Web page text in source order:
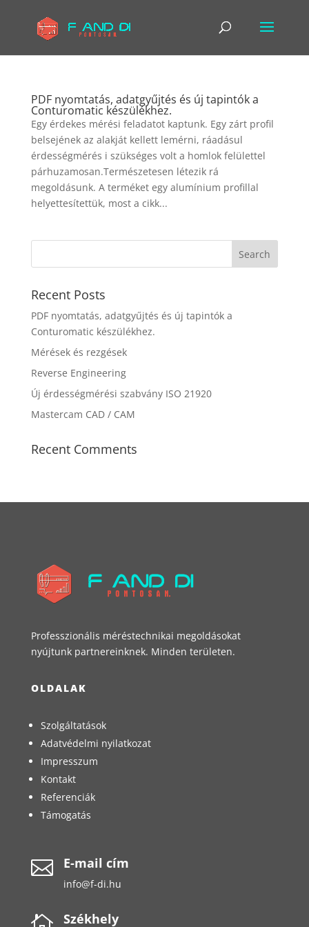
PDF nyomtatás, adatgyűjtés és új tapintók a
Conturomatic készülékhez.
Egy érdekes mérési feladatot kaptunk. Egy zárt profil
belsejének az alakját kellett lemérni, ráadásul
érdességmérés i szükséges volt a homlok felülettel
párhuzamosan.Természetesen létezik rá
megoldásunk. A terméket egy alumínium profillal
helyettesítettük, most a cikk...
Recent Posts
PDF nyomtatás, adatgyűjtés és új tapintók a
Conturomatic készülékhez.
Mérések és rezgések
Reverse Engineering
Új érdességmérési szabvány ISO 21920
Mastercam CAD / CAM
Recent Comments
Professzionális méréstechnikai megoldásokat
nyújtunk partnereinknek. Minden területen.
OLDALAK
Szolgáltatások
Adatvédelmi nyilatkozat
Impresszum
Kontakt
Referenciák
Támogatás
 E-mail cím
info@f-di.hu
Székhely